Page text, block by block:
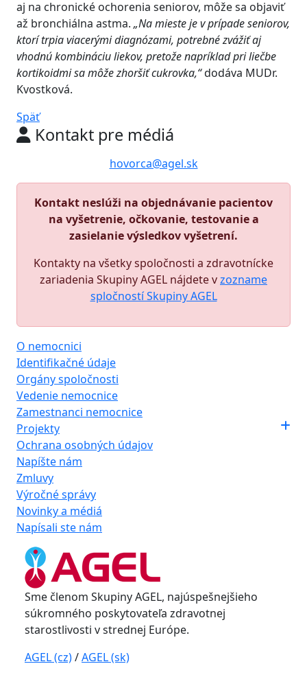
aj na chronické ochorenia seniorov, môže sa objaviť
až bronchiálna astma. „Na mieste je v prípade seniorov,
ktorí trpia viacerými diagnózami, potrebné zvážiť aj
vhodnú kombináciu liekov, pretože napríklad pri liečbe
kortikoidmi sa môže zhoršiť cukrovka,“dodáva MUDr.
Kvostková.
Späť
Kontakt pre médiá
hovorca@agel.sk
Kontakt neslúži na objednávanie pacientov
na vyšetrenie, očkovanie, testovanie a
zasielanie výsledkov vyšetrení.
Kontakty na všetky spoločnosti a zdravotnícke
zariadenia Skupiny AGEL nájdete vzozname
spločností Skupiny AGEL
O nemocnici
Identifikačné údaje
Orgány spoločnosti
Vedenie nemocnice
Zamestnanci nemocnice
Projekty
Ochrana osobných údajov
Napíšte nám
Zmluvy
Výročné správy
Novinky a médiá
Napísali ste nám
Sme členom Skupiny AGEL, najúspešnejšieho
súkromného poskytovateľa zdravotnej
starostlivosti v strednej Európe.
AGEL (cz)/AGEL (sk)